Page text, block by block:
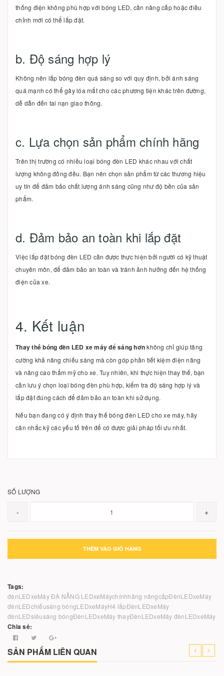
thống điện không phù hợp với bóng LED, cần nâng cấp hoặc điều
chỉnh mới có thể lắp đặt.
b. Độ sáng hợp lý
Không nên lắp bóng đèn quá sáng so với quy định, bởi ánh sáng
quá mạnh có thể gây lóa mắt cho các phương tiện khác trên đường,
dễ dẫn đến tai nạn giao thông.
c. Lựa chọn sản phẩm chính hãng
Trên thị trường có nhiều loại bóng đèn LED khác nhau với chất
lượng không đồng đều. Bạn nên chọn sản phẩm từ các thương hiệu
uy tín để đảm bảo chất lượng ánh sáng cũng như độ bền của sản
phẩm.
d. Đảm bảo an toàn khi lắp đặt
Việc lắp đặt bóng đèn LED cần được thực hiện bởi người có kỹ thuật
chuyên môn, để đảm bảo an toàn và tránh ảnh hưởng đến hệ thống
điện của xe.
4. Kết luận
Thay thế bóng đèn LED xe máy để sáng hơnkhông chỉ giúp tăng
cường khả năng chiếu sáng mà còn góp phần tiết kiệm điện năng
và nâng cao thẩm mỹ cho xe. Tuy nhiên, khi thực hiện thay thế, bạn
cần lưu ý chọn loại bóng đèn phù hợp, kiểm tra độ sáng hợp lý và
lắp đặt đúng cách để đảm bảo an toàn khi sử dụng.
Nếu bạn đang có ý định thay thế bóng đèn LED cho xe máy, hãy
cân nhắc kỹ các yếu tố trên để có được giải pháp tối ưu nhất.
SỐ LƯỢNG
- +
THÊM VÀO GIỎ HÀNG
Tags:
đènLEDxeMáy ĐÀ NẴNG LEDxeMáychínhhãng nângcấpĐènLEDxeMáy
đènLEDchiếusáng bóngLEDxeMáyH4 lắpĐènLEDxeMáy
đènLEDsiêusáng bóngĐènLEDxeMáy thayĐènLEDxeMáy đènLEDxeMáy
Chia sẻ:
SẢN PHẨM LIÊN QUAN